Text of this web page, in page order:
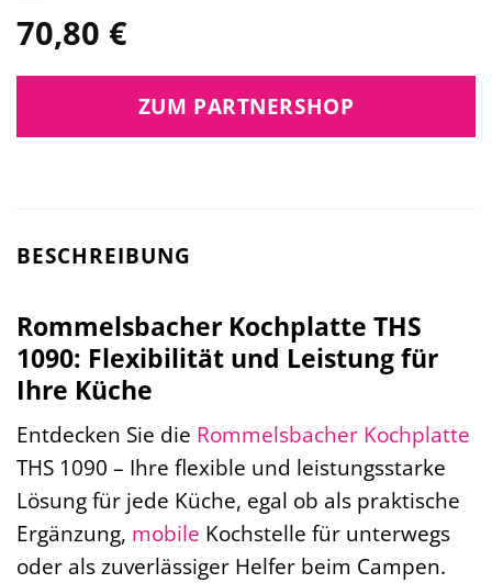
70,80 €
ZUM PARTNERSHOP
BESCHREIBUNG
Rommelsbacher Kochplatte THS
1090: Flexibilität und Leistung für
Ihre Küche
Entdecken Sie die Rommelsbacher Kochplatte
THS 1090 – Ihre flexible und leistungsstarke
Lösung für jede Küche, egal ob als praktische
Ergänzung, mobile Kochstelle für unterwegs
oder als zuverlässiger Helfer beim Campen.